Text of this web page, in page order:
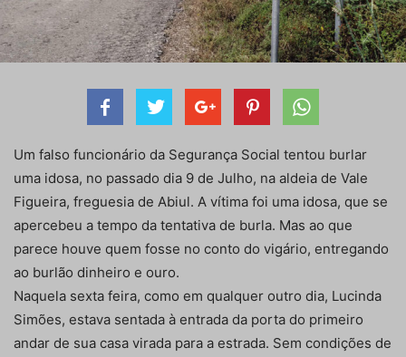
Um falso funcionário da Segurança Social tentou burlar
uma idosa, no passado dia 9 de Julho, na aldeia de Vale
Figueira, freguesia de Abiul. A vítima foi uma idosa, que se
apercebeu a tempo da tentativa de burla. Mas ao que
parece houve quem fosse no conto do vigário, entregando
ao burlão dinheiro e ouro.
Naquela sexta feira, como em qualquer outro dia, Lucinda
Simões, estava sentada à entrada da porta do primeiro
andar de sua casa virada para a estrada. Sem condições de